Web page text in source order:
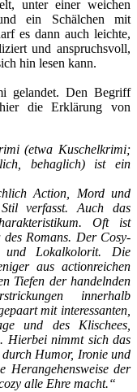
unter einer weichen
ein Schälchen mit
es dann auch leichte,
und anspruchsvoll,
hin lesen kann.
gelandet. Den Begriff
die Erklärung von
(etwa Kuschelkrimi;
behaglich) ist ein
Action, Mord und
verfasst. Auch das
Oft ist
Romans. Der Cosy-
und Lokalkolorit. Die
aus actionreichen
Tiefen der handelnden
innerhalb
mit interessanten,
und des Klischees,
Hierbei nimmt sich das
durch Humor, Ironie und
Herangehensweise der
alle Ehre macht.“